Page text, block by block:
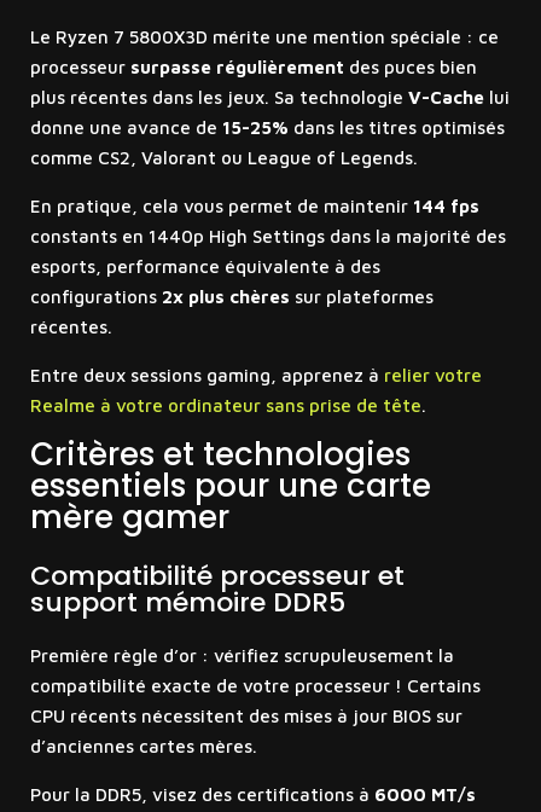
Le Ryzen 7 5800X3D mérite une mention spéciale : ce
processeur surpasse régulièrement des puces bien
plus récentes dans les jeux. Sa technologie V-Cachelui
donne une avance de 15-25% dans les titres optimisés
comme CS2, Valorant ou League of Legends.
En pratique, cela vous permet de maintenir 144 fps
constants en 1440p High Settings dans la majorité des
esports, performance équivalente à des
configurations 2x plus chères sur plateformes
récentes.
Entre deux sessions gaming, apprenez à relier votre
Realme à votre ordinateur sans prise de tête.
Critères et technologies
essentiels pour une carte
mère gamer
Compatibilité processeur et
support mémoire DDR5
Première règle d’or : vérifiez scrupuleusement la
compatibilité exacte de votre processeur ! Certains
CPU récents nécessitent des mises à jour BIOS sur
d’anciennes cartes mères.
Pour la DDR5, visez des certifications à 6000 MT/s